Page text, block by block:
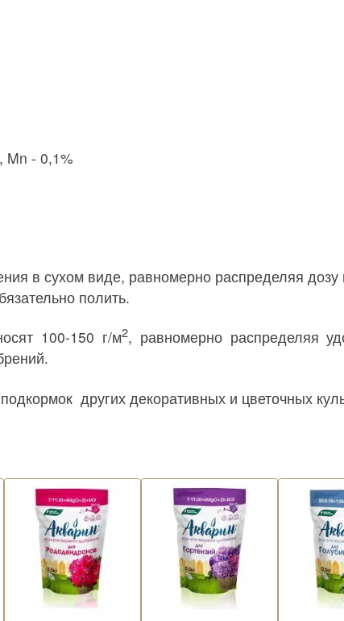
Mn - 0,1%
в сухом виде, равномерно распределяя
полить.
100-150 г/м2, равномерно распределяя
других декоративных и цветочных